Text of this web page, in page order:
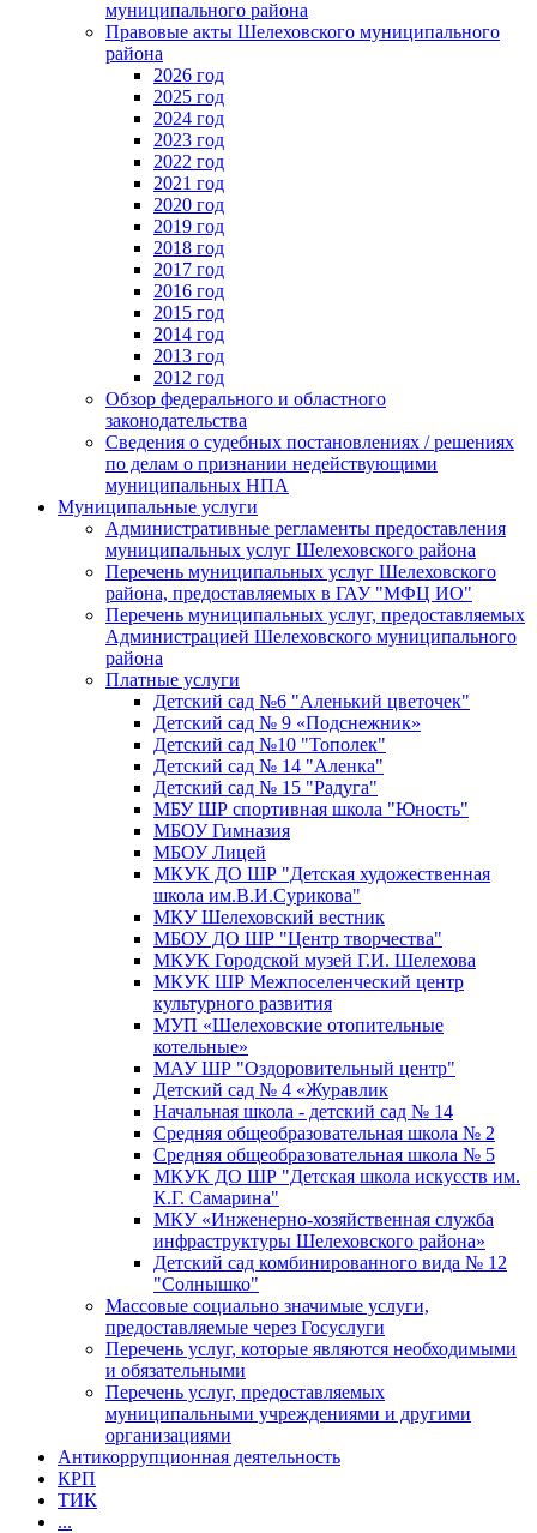
муниципального района
Правовые акты Шелеховского муниципального
района
2026 год
2025 год
2024 год
2023 год
2022 год
2021 год
2020 год
2019 год
2018 год
2017 год
2016 год
2015 год
2014 год
2013 год
2012 год
Обзор федерального и областного
законодательства
Сведения о судебных постановлениях / решениях
по делам о признании недействующими
муниципальных НПА
Муниципальные услуги
Административные регламенты предоставления
муниципальных услуг Шелеховского района
Перечень муниципальных услуг Шелеховского
района, предоставляемых в ГАУ "МФЦ ИО"
Перечень муниципальных услуг, предоставляемых
Администрацией Шелеховского муниципального
района
Платные услуги
Детский сад №6 "Аленький цветочек"
Детский сад № 9 «Подснежник»
Детский сад №10 "Тополек"
Детский сад № 14 "Аленка"
Детский сад № 15 "Радуга"
МБУ ШР спортивная школа "Юность"
МБОУ Гимназия
МБОУ Лицей
МКУК ДО ШР "Детская художественная
школа им.В.И.Сурикова"
МКУ Шелеховский вестник
МБОУ ДО ШР "Центр творчества"
МКУК Городской музей Г.И. Шелехова
МКУК ШР Межпоселенческий центр
культурного развития
МУП «Шелеховские отопительные
котельные»
МАУ ШР "Оздоровительный центр"
Детский сад № 4 «Журавлик
Начальная школа - детский сад № 14
Средняя общеобразовательная школа № 2
Средняя общеобразовательная школа № 5
МКУК ДО ШР "Детская школа искусств им.
К.Г. Самарина"
МКУ «Инженерно-хозяйственная служба
инфраструктуры Шелеховского района»
Детский сад комбинированного вида № 12
"Солнышко"
Массовые социально значимые услуги,
предоставляемые через Госуслуги
Перечень услуг, которые являются необходимыми
и обязательными
Перечень услуг, предоставляемых
муниципальными учреждениями и другими
организациями
Антикоррупционная деятельность
КРП
ТИК
...